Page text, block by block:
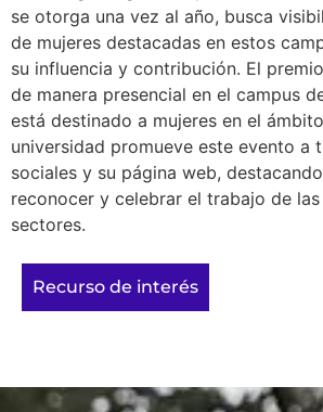
se otorga una vez al año, busca
de mujeres destacadas en estos
su influencia y contribución. El
de manera presencial en el campus
está destinado a mujeres en el
universidad promueve este evento a
sociales y su página web,
reconocer y celebrar el trabajo de
sectores.
Recurso de interés